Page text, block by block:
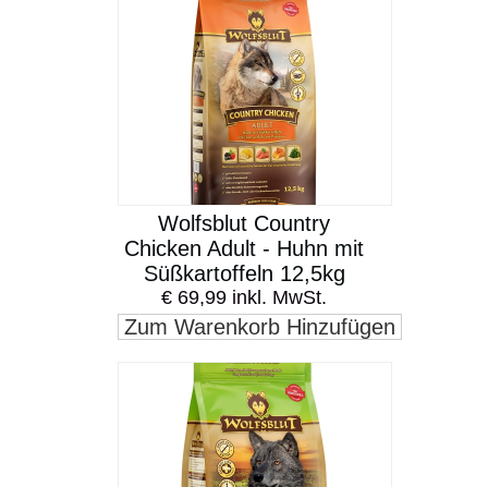
Wolfsblut Country
Chicken Adult - Huhn mit
Süßkartoffeln 12,5kg
€ 69,99 inkl. MwSt.
Zum Warenkorb Hinzufügen